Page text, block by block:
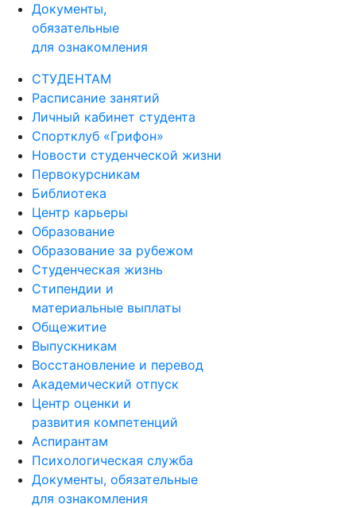
Документы,
обязательные
для ознакомления
СТУДЕНТАМ
Расписание занятий
Личный кабинет студента
Спортклуб «Грифон»
Новости студенческой жизни
Первокурсникам
Библиотека
Центр карьеры
Образование
Образование за рубежом
Студенческая жизнь
Стипендии и
материальные выплаты
Общежитие
Выпускникам
Восстановление и перевод
Академический отпуск
Центр оценки и
развития компетенций
Аспирантам
Психологическая служба
Документы, обязательные
для ознакомления